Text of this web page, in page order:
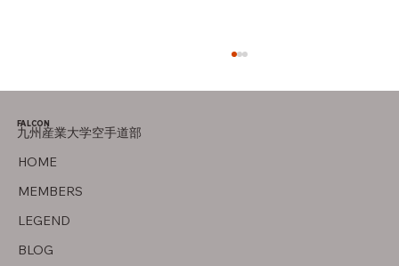
父について
HOME
MEMBERS
LEGEND
BLOG
FALCON
九州産業大学空手道部